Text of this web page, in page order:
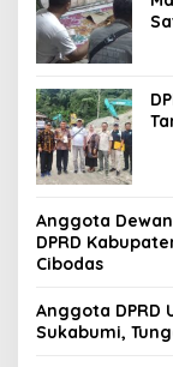
Anggota
DPRD
Cibodas
Anggota DPRD
Sukabumi,